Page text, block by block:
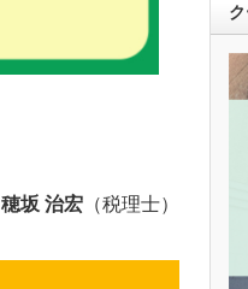
穂坂 治宏 （税理士）